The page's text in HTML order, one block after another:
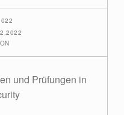
und Prüfungen in